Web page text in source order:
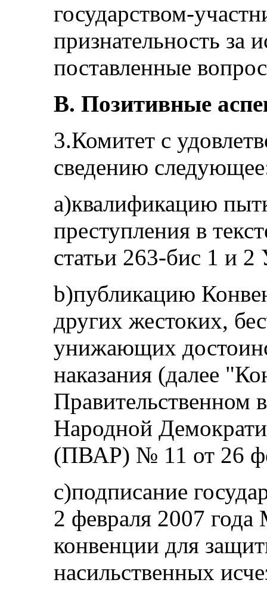
государством-
признательность за
поставленные
В. Позитивные
3.Комитет с
сведению
а)квалификацию
преступления в
статьи 263‑бис 1 и 2
b)публикацию
других жестоких,
унижающих
наказания (далее
Правительственном
Народной
(ПВАР) № 11 от 26
c)подписание
2 февраля 2007
конвенции для
насильственных